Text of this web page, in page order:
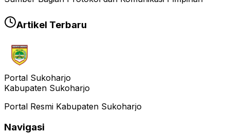
Artikel Terbaru
Portal Sukoharjo
Kabupaten Sukoharjo
Portal Resmi Kabupaten Sukoharjo
Navigasi